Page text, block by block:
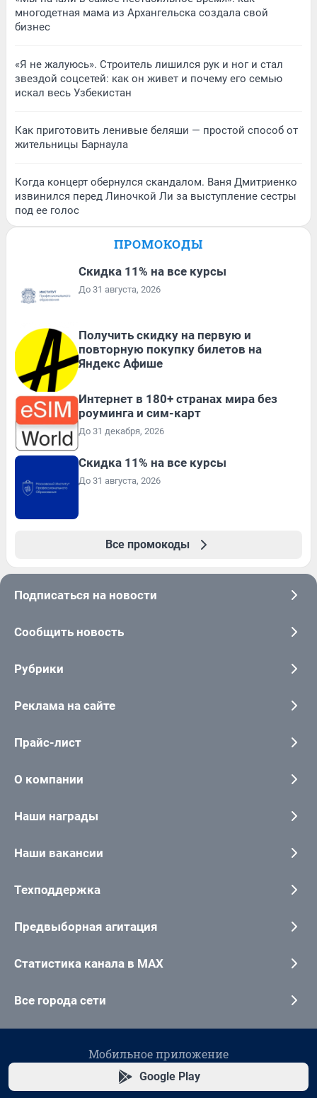
многодетная мама из Архангельска создала свой
бизнес
«Я не жалуюсь». Строитель лишился рук и ног и стал
звездой соцсетей: как он живет и почему его семью
искал весь Узбекистан
Как приготовить ленивые беляши — простой способ от
жительницы Барнаула
Когда концерт обернулся скандалом. Ваня Дмитриенко
извинился перед Линочкой Ли за выступление сестры
под ее голос
ПРОМОКОДЫ
Скидка 11% на все курсы
До 31 августа, 2026
Получить скидку на первую и
повторную покупку билетов на
Яндекс Афише
Интернет в 180+ странах мира без
роуминга и сим-карт
До 31 декабря, 2026
Скидка 11% на все курсы
До 31 августа, 2026
Все промокоды
Подписаться на новости
Сообщить новость
Рубрики
Реклама на сайте
Прайс-лист
О компании
Наши награды
Наши вакансии
Техподдержка
Предвыборная агитация
Статистика канала в MAX
Все города сети
Мобильное приложение
Google Play